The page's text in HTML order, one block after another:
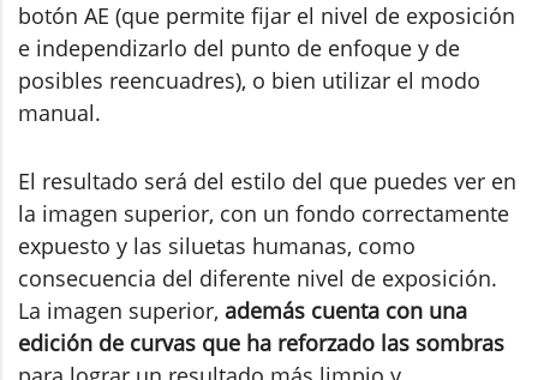
botón AE (que permite fijar el nivel de exposición
e independizarlo del punto de enfoque y de
posibles reencuadres), o bien utilizar el modo
manual.
El resultado será del estilo del que puedes ver en
la imagen superior, con un fondo correctamente
expuesto y las siluetas humanas, como
consecuencia del diferente nivel de exposición.
La imagen superior, además cuenta con una
edición de curvas que ha reforzado las sombras